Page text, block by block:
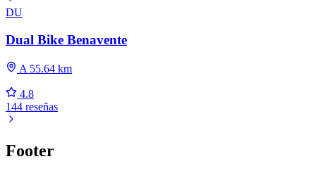
DU
Dual Bike Benavente
A 55.64 km
4.8
144 reseñas
Footer